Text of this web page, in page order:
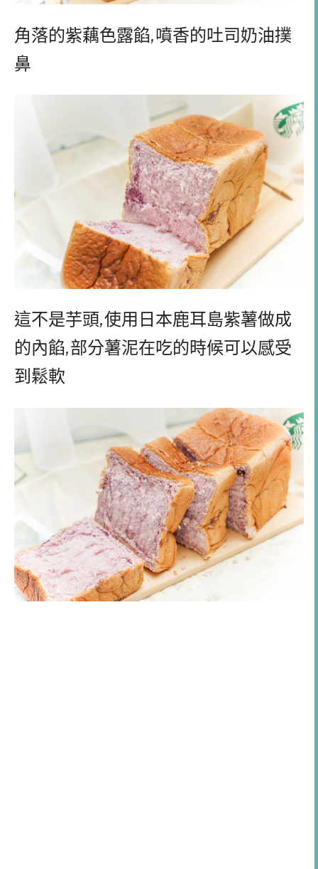
角落的紫藕色露餡,噴香的吐司奶油撲
鼻
這不是芋頭,使用日本鹿耳島紫薯做成
的內餡,部分薯泥在吃的時候可以感受
到鬆軟